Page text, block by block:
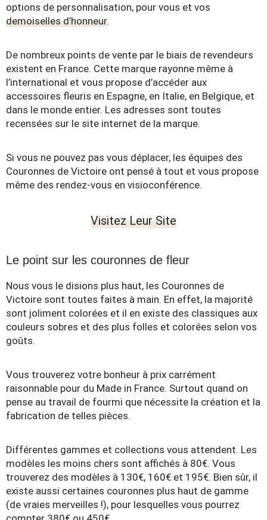
options de personnalisation, pour vous et vos
demoiselles d’honneur.
De nombreux points de vente par le biais de revendeurs
existent en France. Cette marque rayonne même à
l’international et vous propose d’accéder aux
accessoires fleuris en Espagne, en Italie, en Belgique, et
dans le monde entier. Les adresses sont toutes
recensées sur le site internet de la marque.
Si vous ne pouvez pas vous déplacer, les équipes des
Couronnes de Victoire ont pensé à tout et vous propose
même des rendez-vous en visioconférence.
Visitez Leur Site
Le point sur les couronnes de fleur
Nous vous le disions plus haut, les Couronnes de
Victoire sont toutes faites à main. En effet, la majorité
sont joliment colorées et il en existe des classiques aux
couleurs sobres et des plus folles et colorées selon vos
goûts.
Vous trouverez votre bonheur à prix carrément
raisonnable pour du Made in France. Surtout quand on
pense au travail de fourmi que nécessite la création et la
fabrication de telles pièces.
Différentes gammes et collections vous attendent. Les
modèles les moins chers sont affichés à 80€. Vous
trouverez des modèles à 130€, 160€ et 195€. Bien sûr, il
existe aussi certaines couronnes plus haut de gamme
(de vraies merveilles !), pour lesquelles vous pourrez